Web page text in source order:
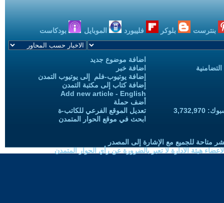
بنترست بلوكر فليبورد الموبايل بودكاست
اضافة موضوع جديد
اضافة خبر
إضافة يوتيوب-فلم إلى يوتيوب التمدن
إضافة كتاب إلى مكتبة التمدن
Add new article - English
أضف حملة
تعديل الموقع الفرعي للكاتب-ة
ابحث في موقع الحوار المتمدن
متاحة للجميع مع الإشارة إلى المصدر
هيئة الادارة لا تعبر بالضرورة عن رأي الحوار المتمدن